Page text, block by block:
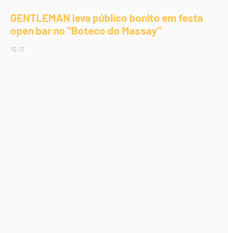
GENTLEMAN leva público bonito em festa
open bar no "Boteco do Massay"
15:11